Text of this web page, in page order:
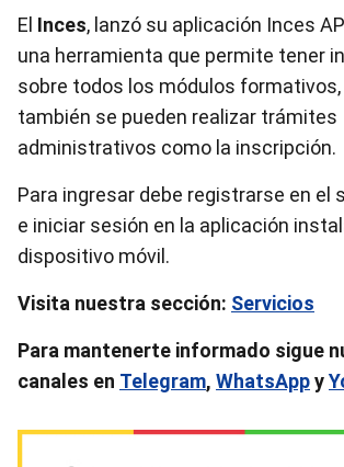
El Inces, lanzó su aplicación Inces
una herramienta que permite tener
sobre todos los módulos
también se pueden realizar trámites
administrativos como la inscripción.
Para ingresar debe registrarse en el
e iniciar sesión en la aplicación
dispositivo móvil.
Visita nuestra sección: Servicios
Para mantenerte informado sigue
canales en Telegram, WhatsAppy